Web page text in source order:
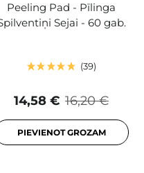
Peeling Pad - Pīlinga
Sejai - 60 gab.
39
16,20 €
14,58 €
PIEVIENOT GROZAM